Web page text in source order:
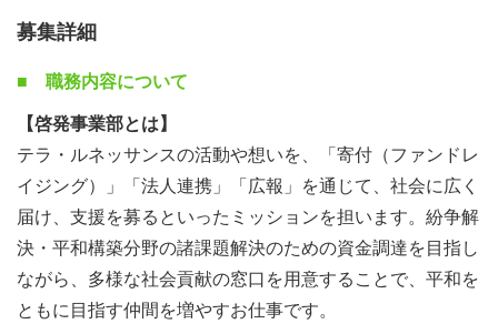
募集詳細
■ 職務内容について
【啓発事業部とは】
テラ・ルネッサンスの活動や想いを、「寄付（ファンドレ
イジング）」「法人連携」「広報」を通じて、社会に広く
届け、支援を募るといったミッションを担います。紛争解
決・平和構築分野の諸課題解決のための資金調達を目指し
ながら、多様な社会貢献の窓口を用意することで、平和を
ともに目指す仲間を増やすお仕事です。